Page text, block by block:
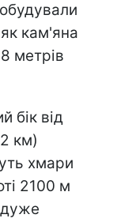
як кам'яна
метрів
бік від
км)
хмари
2100 м
дуже